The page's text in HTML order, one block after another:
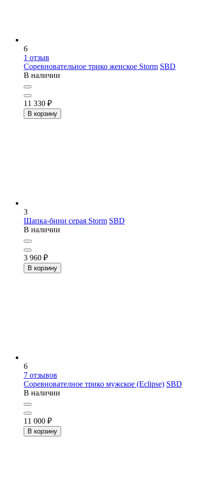
6
1 отзыв
Соревновательное трико женское Storm SBD
В наличии
11 330 ₽
В корзину
3
Шапка-бини серая Storm SBD
В наличии
3 960 ₽
В корзину
6
7 отзывов
Соревнователное трико мужское (Eclipse) SBD
В наличии
11 000 ₽
В корзину